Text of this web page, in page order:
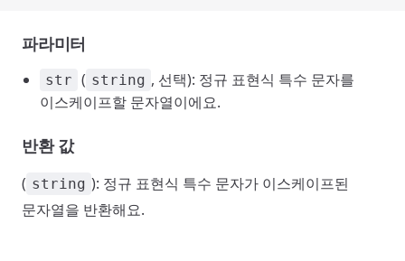
파라미터
str ( string , 선택): 정규 표현식 특수 문자를
이스케이프할 문자열이에요.
반환 값
( string ): 정규 표현식 특수 문자가 이스케이프된
문자열을 반환해요.